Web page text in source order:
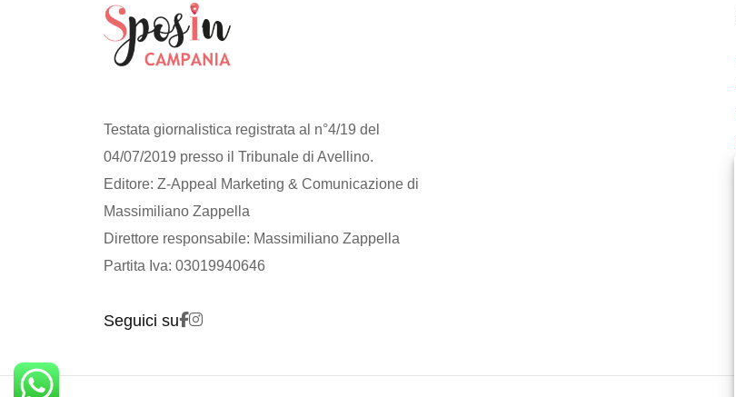
Testata giornalistica registrata al n°4/19 del
04/07/2019 presso il Tribunale di Avellino.
Editore: Z-Appeal Marketing & Comunicazione di
Massimiliano Zappella
Direttore responsabile: Massimiliano Zappella
Partita Iva: 03019940646
Seguici su